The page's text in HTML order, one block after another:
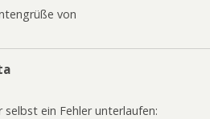
von
ein Fehler unterlaufen: